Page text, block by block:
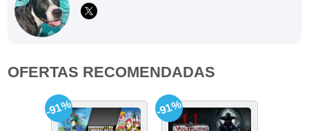
OFERTAS RECOMENDADAS
-91% -91%